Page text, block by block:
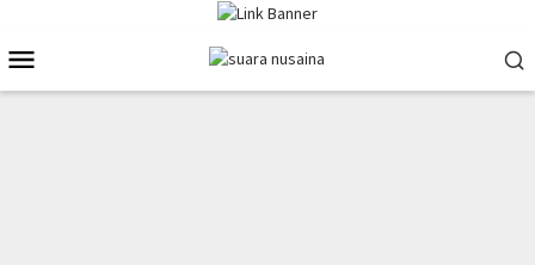
konten
Mobile